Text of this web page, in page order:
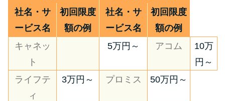
社名・サ
ービス名
初回限度
額の例
社名・サ
ービス名
初回限度
額の例
キャネッ
ト
5万円～ アコム
10万
円～
ライフテ
ィ
3万円～ プロミス 50万円～